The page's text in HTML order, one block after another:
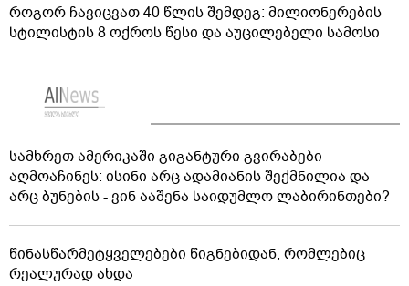
როგორ ჩავიცვათ 40 წლის შემდეგ: მილიონერების
სტილისტის 8 ოქროს წესი და აუცილებელი სამოსი
სამხრეთ ამერიკაში გიგანტური გვირაბები
აღმოაჩინეს: ისინი არც ადამიანის შექმნილია და
არც ბუნების - ვინ ააშენა საიდუმლო ლაბირინთები?
წინასწარმეტყველებები წიგნებიდან, რომლებიც
რეალურად ახდა